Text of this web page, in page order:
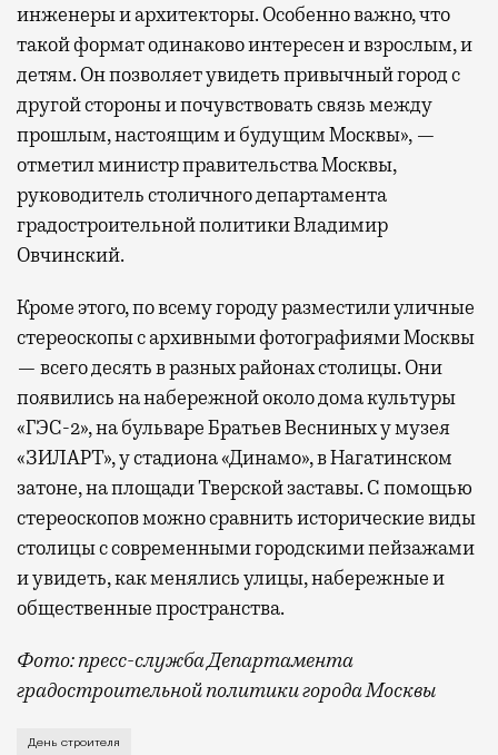
инженеры и архитекторы. Особенно важно, что
такой формат одинаково интересен и взрослым, и
детям. Он позволяет увидеть привычный город с
другой стороны и почувствовать связь между
прошлым, настоящим и будущим Москвы», —
отметил министр правительства Москвы,
руководитель столичного департамента
градостроительной политики Владимир
Овчинский.
Кроме этого, по всему городу разместили уличные
стереоскопы с архивными фотографиями Москвы
— всего десять в разных районах столицы. Они
появились на набережной около дома культуры
«ГЭС-2», на бульваре Братьев Весниных у музея
«ЗИЛАРТ», у стадиона «Динамо», в Нагатинском
затоне, на площади Тверской заставы. С помощью
стереоскопов можно сравнить исторические виды
столицы с современными городскими пейзажами
и увидеть, как менялись улицы, набережные и
общественные пространства.
Фото: пресс-служба Департамента
градостроительной политики города Москвы
В этом году профессиональный праздник День
День строителя